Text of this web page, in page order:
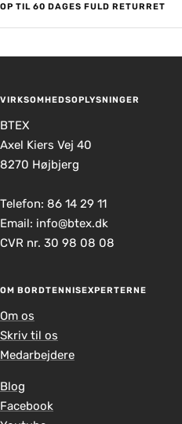
OP TIL 60 DAGES FULD RETURRET
VIRKSOMHEDSOPLYSNINGER
BTEX
Axel Kiers Vej 40
8270 Højbjerg
Telefon: 86 14 29 11
Email: info@btex.dk
CVR nr. 30 98 08 08
OM BORDTENNISEXPERTERNE
Om os
Skriv til os
Medarbejdere
Blog
Facebook